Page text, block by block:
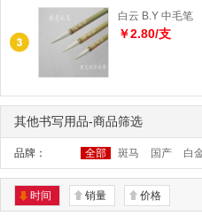
白云 B.Y 中毛笔
￥2.80/支
其他书写用品-商品筛选
品牌： 全部 斑马 国产 白
时间 销量 价格